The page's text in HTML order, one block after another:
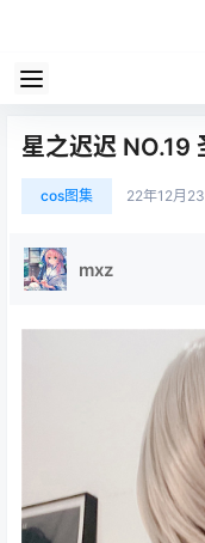
星之迟迟 NO.19
cos图集 22年12月23
mxz